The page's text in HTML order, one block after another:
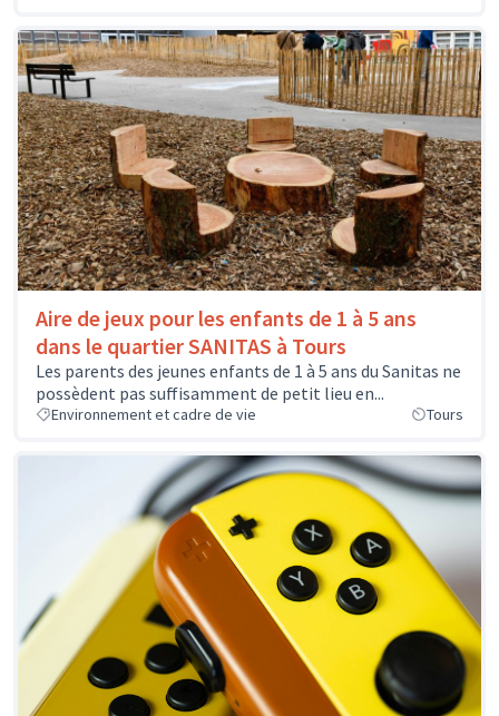
Aire de jeux pour les enfants de 1 à 5 ans
dans le quartier SANITAS à Tours
Les parents des jeunes enfants de 1 à 5 ans du Sanitas ne
possèdent pas suffisamment de petit lieu en...
Environnement et cadre de vie Tours